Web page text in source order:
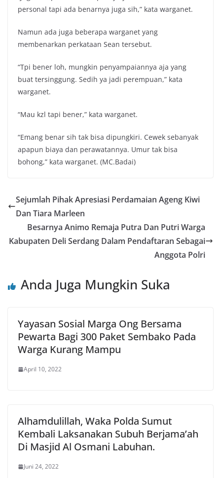
personal tapi ada benarnya juga sih,” kata warganet.
Namun ada juga beberapa warganet yang
membenarkan perkataan Sean tersebut.
“Tpi bener loh, mungkin penyampaiannya aja yang
buat tersinggung. Sedih ya jadi perempuan,” kata
warganet.
“Mau kzl tapi bener,” kata warganet.
“Emang benar sih tak bisa dipungkiri. Cewek sebanyak
apapun biaya dan perawatannya. Umur tak bisa
bohong,” kata warganet. (MC.Badai)
Sejumlah Pihak Apresiasi Perdamaian Ageng Kiwi
Dan Tiara Marleen
Besarnya Animo Remaja Putra Dan Putri Warga
Kabupaten Deli Serdang Dalam Pendaftaran Sebagai
Anggota Polri
Anda Juga Mungkin Suka
Yayasan Sosial Marga Ong Bersama
Pewarta Bagi 300 Paket Sembako Pada
Warga Kurang Mampu
April 10, 2022
Alhamdulillah, Waka Polda Sumut
Kembali Laksanakan Subuh Berjama’ah
Di Masjid Al Osmani Labuhan.
Juni 24, 2022